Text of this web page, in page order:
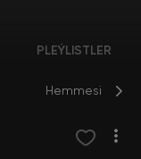
PLEÝLISTLER
Hemmesi